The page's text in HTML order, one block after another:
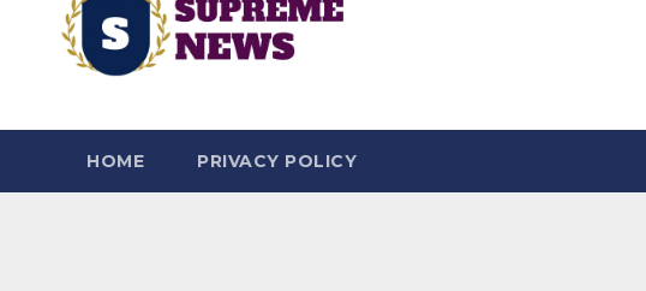
HOME PRIVACY POLICY